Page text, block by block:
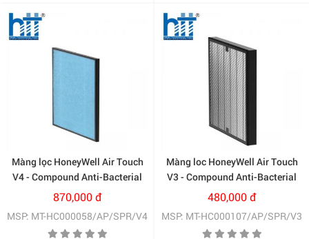
Màng lọc HoneyWell Air Touch
V4 - Compound Anti-Bacterial
+ HEPA Filter
(HC000058/AP/SPR/V4)
870,000 đ
MSP: MT-HC000058/AP/SPR/V4
Màng loc HoneyWell Air Touch
V3 - Compound Anti-Bacterial
Filter (C000107/AP/SPR/V3)
480,000 đ
MSP: MT-HC000107/AP/SPR/V3